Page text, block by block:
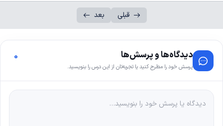
قبلی بعد
دیدگاه‌ها و پرسش‌ها
پرسش خود را مطرح کنید یا تجربه‌تان از این درس را بنویسید.
0